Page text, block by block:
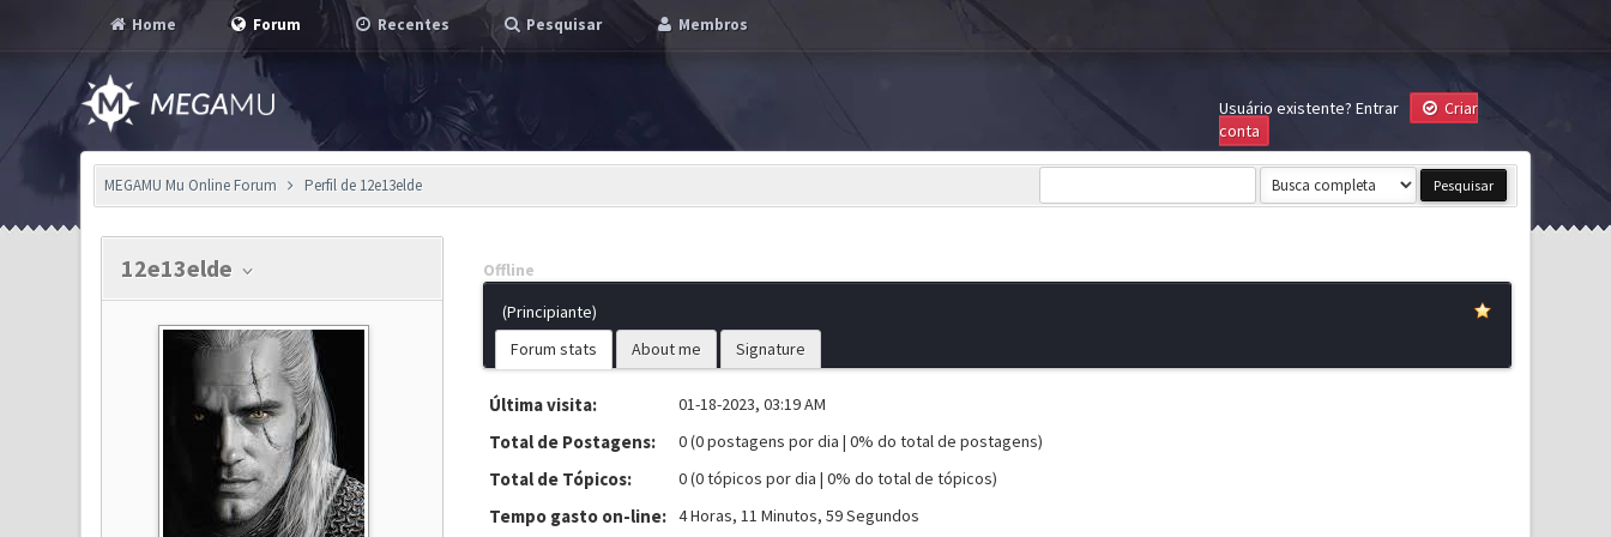
Home Forum Recentes Pesquisar Membros
Usuário existente? Entrar
Criar
conta
MEGAMU Mu Online Forum Perfil de 12e13elde
12e13elde
Offline
(Principiante)
Forum stats
About me Signature
Última visita: 01-18-2023, 03:19 AM
Total de Postagens: 0 (0 postagens por dia | 0% do total de postagens)
Total de Tópicos: 0 (0 tópicos por dia | 0% do total de tópicos)
Tempo gasto on-line: 4 Horas, 11 Minutos, 59 Segundos